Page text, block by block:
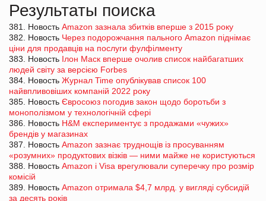
Результаты поиска
381. Новость Amazon зазнала збитків вперше з 2015 року
382. Новость Через подорожчання пального Amazon піднімає
ціни для продавців на послуги фулфілменту
383. Новость Ілон Маск вперше очолив список найбагатших
людей світу за версією Forbes
384. Новость Журнал Time опублікував список 100
найвпливовіших компаній 2022 року
385. Новость Євросоюз погодив закон щодо боротьби з
монополізмом у технологічній сфері
386. Новость H&M експериментує з продажами «чужих»
брендів у магазинах
387. Новость Amazon зазнає труднощів із просуванням
«розумних» продуктових візків — ними майже не користуються
388. Новость Amazon і Visa врегулювали суперечку про розмір
комісій
389. Новость Amazon отримала $4,7 млрд. у вигляді субсидій
за десять років